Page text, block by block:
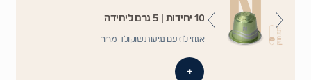
10 יחידות | 5 גרם ליחידה
אגוזי לוז עם נגיעות שוקולד מריר
+